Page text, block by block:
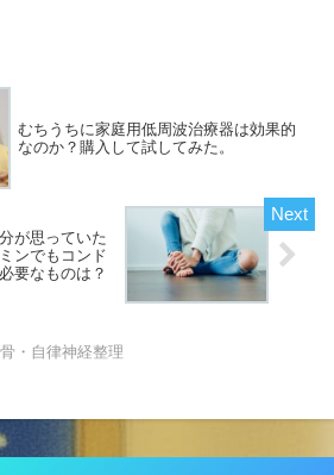
むちうちに家庭用低周波治療器は効果的
なのか？購入して試してみた。
が思っていた
ンでもコンド
要なものは？
・自律神経整理